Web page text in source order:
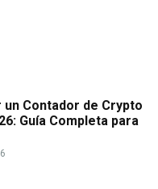
un Contador de Crypto
Guía Completa para